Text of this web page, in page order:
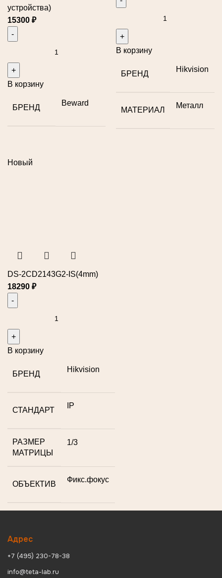
устройства)
15300 ₽
В корзину
БРЕНД
Beward
В корзину
БРЕНД
Hikvision
МАТЕРИАЛ
Металл
Новый
DS-2CD2143G2-IS(4mm)
18290 ₽
В корзину
БРЕНД
Hikvision
СТАНДАРТ
IP
РАЗМЕР
МАТРИЦЫ
1/3
ОБЪЕКТИВ
Фикс.фокус
Адрес
+7 (495) 230-78-38
info@teta-lab.ru